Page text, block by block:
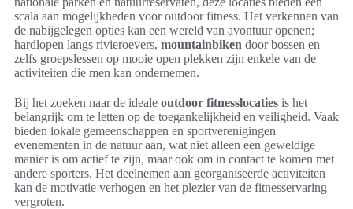
scala aan mogelijkheden voor outdoor fitness. Het verkennen van
de nabijgelegen opties kan een wereld van avontuur openen;
hardlopen langs rivieroevers, mountainbiken door bossen en
zelfs groepslessen op mooie open plekken zijn enkele van de
activiteiten die men kan ondernemen.
Bij het zoeken naar de ideale outdoor fitnesslocaties is het
belangrijk om te letten op de toegankelijkheid en veiligheid. Vaak
bieden lokale gemeenschappen en sportverenigingen
evenementen in de natuur aan, wat niet alleen een geweldige
manier is om actief te zijn, maar ook om in contact te komen met
andere sporters. Het deelnemen aan georganiseerde activiteiten
kan de motivatie verhogen en het plezier van de fitnesservaring
vergroten.